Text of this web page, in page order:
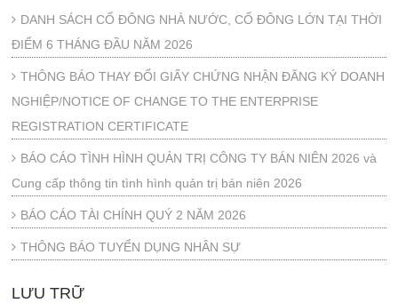
DANH SÁCH CỔ ĐÔNG NHÀ NƯỚC, CỔ ĐÔNG LỚN TẠI THỜI
ĐIỂM 6 THÁNG ĐẦU NĂM 2026
THÔNG BÁO THAY ĐỔI GIẤY CHỨNG NHẬN ĐĂNG KÝ DOANH
NGHIỆP/NOTICE OF CHANGE TO THE ENTERPRISE
REGISTRATION CERTIFICATE
BÁO CÁO TÌNH HÌNH QUẢN TRỊ CÔNG TY BÁN NIÊN 2026 và
Cung cấp thông tin tình hình quản trị bán niên 2026
BÁO CÁO TÀI CHÍNH QUÝ 2 NĂM 2026
THÔNG BÁO TUYỂN DỤNG NHÂN SỰ
LƯU TRỮ